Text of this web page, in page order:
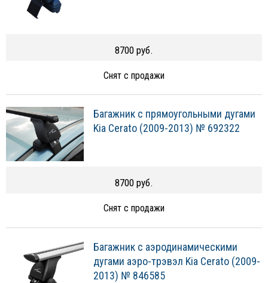
8700 руб.
Снят с продажи
Багажник с прямоугольными дугами
Kia Cerato (2009-2013) № 692322
8700 руб.
Снят с продажи
Багажник с аэродинамическими
дугами аэро-трэвэл Kia Cerato (2009-
2013) № 846585